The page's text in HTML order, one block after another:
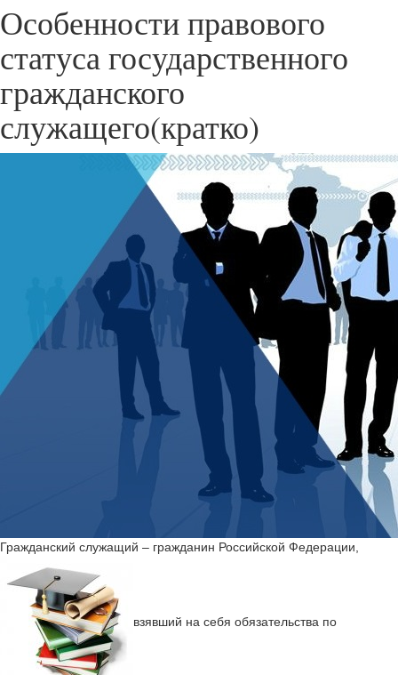
Особенности правового
статуса государственного
гражданского
служащего(кратко)
Гражданский служащий – гражданин Российской Федерации,
взявший на себя обязательства по